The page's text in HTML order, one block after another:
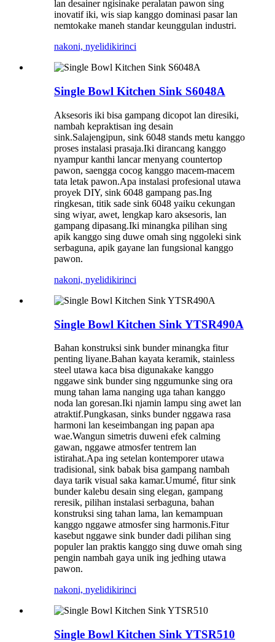
lan desainer ngisinake peralatan pawon sing
inovatif iki, wis siap kanggo dominasi pasar lan
nemtokake maneh standar keunggulan industri.
nakoni, nyelidikirinci
Single Bowl Kitchen Sink S6048A
Aksesoris iki bisa gampang dicopot lan diresiki,
nambah kepraktisan ing desain
sink.Salajengipun, sink 6048 stands metu kanggo
proses instalasi prasaja.Iki dirancang kanggo
nyampur kanthi lancar menyang countertop
pawon, saengga cocog kanggo macem-macem
tata letak pawon.Apa instalasi profesional utawa
proyek DIY, sink 6048 gampang pas.Ing
ringkesan, titik sade sink 6048 yaiku cekungan
sing wiyar, awet, lengkap karo aksesoris, lan
gampang dipasang.Iki minangka pilihan sing
apik kanggo sing duwe omah sing nggoleki sink
serbaguna, apik gayane lan fungsional kanggo
pawon.
nakoni, nyelidikirinci
Single Bowl Kitchen Sink YTSR490A
Bahan konstruksi sink bunder minangka fitur
penting liyane.Bahan kayata keramik, stainless
steel utawa kaca bisa digunakake kanggo
nggawe sink bunder sing nggumunke sing ora
mung tahan lama nanging uga tahan kanggo
noda lan goresan.Iki njamin lampu sing awet lan
atraktif.Pungkasan, sinks bunder nggawa rasa
harmoni lan keseimbangan ing papan apa
wae.Wangun simetris duweni efek calming
gawan, nggawe atmosfer tentrem lan
istirahat.Apa ing setelan kontemporer utawa
tradisional, sink babak bisa gampang nambah
daya tarik visual saka kamar.Umumé, fitur sink
bunder kalebu desain sing elegan, gampang
reresik, pilihan instalasi serbaguna, bahan
konstruksi sing tahan lama, lan kemampuan
kanggo nggawe atmosfer sing harmonis.Fitur
kasebut nggawe sink bunder dadi pilihan sing
populer lan praktis kanggo sing duwe omah sing
pengin nambah gaya unik ing jedhing utawa
pawon.
nakoni, nyelidikirinci
Single Bowl Kitchen Sink YTSR510